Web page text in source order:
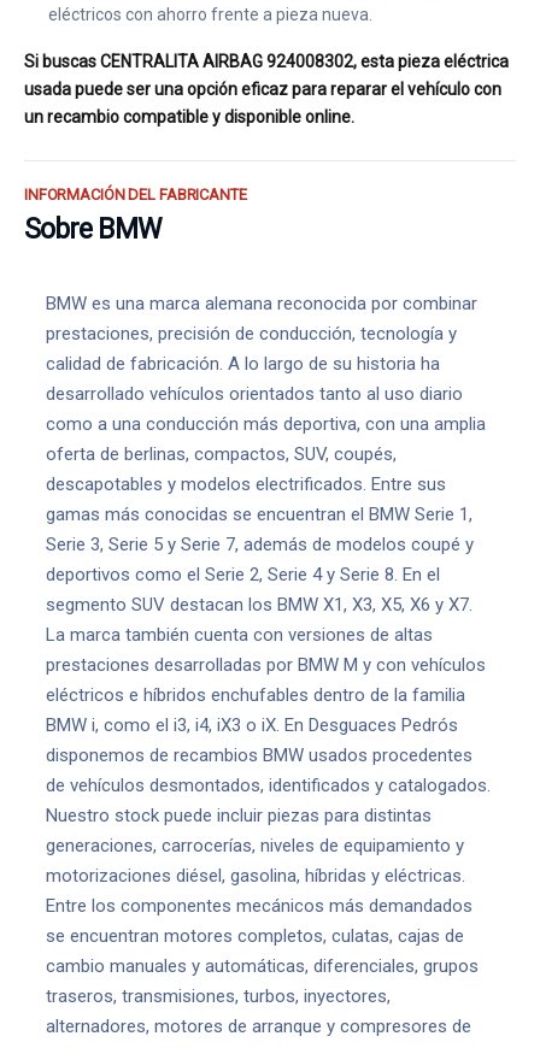
eléctricos con ahorro frente a pieza nueva.
Si buscas CENTRALITA AIRBAG 924008302, esta pieza eléctrica
usada puede ser una opción eficaz para reparar el vehículo con
un recambio compatible y disponible online.
INFORMACIÓN DEL FABRICANTE
Sobre BMW
BMW es una marca alemana reconocida por combinar
prestaciones, precisión de conducción, tecnología y
calidad de fabricación. A lo largo de su historia ha
desarrollado vehículos orientados tanto al uso diario
como a una conducción más deportiva, con una amplia
oferta de berlinas, compactos, SUV, coupés,
descapotables y modelos electrificados. Entre sus
gamas más conocidas se encuentran el BMW Serie 1,
Serie 3, Serie 5 y Serie 7, además de modelos coupé y
deportivos como el Serie 2, Serie 4 y Serie 8. En el
segmento SUV destacan los BMW X1, X3, X5, X6 y X7.
La marca también cuenta con versiones de altas
prestaciones desarrolladas por BMW M y con vehículos
eléctricos e híbridos enchufables dentro de la familia
BMW i, como el i3, i4, iX3 o iX. En Desguaces Pedrós
disponemos de recambios BMW usados procedentes
de vehículos desmontados, identificados y catalogados.
Nuestro stock puede incluir piezas para distintas
generaciones, carrocerías, niveles de equipamiento y
motorizaciones diésel, gasolina, híbridas y eléctricas.
Entre los componentes mecánicos más demandados
se encuentran motores completos, culatas, cajas de
cambio manuales y automáticas, diferenciales, grupos
traseros, transmisiones, turbos, inyectores,
alternadores, motores de arranque y compresores de